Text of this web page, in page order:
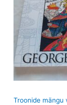
Troonide mängu